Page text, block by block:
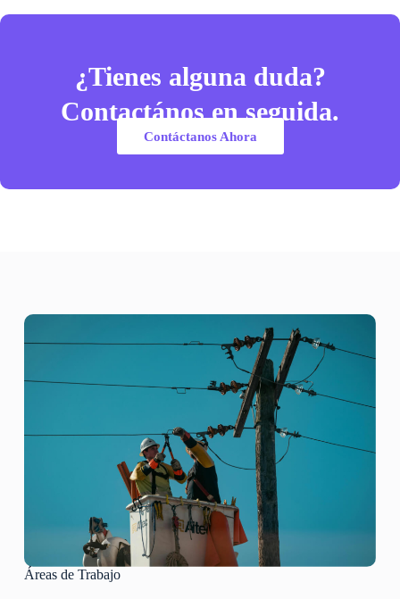
¿Tienes alguna duda?
Contactános en seguida.
Contáctanos Ahora
Áreas de Trabajo